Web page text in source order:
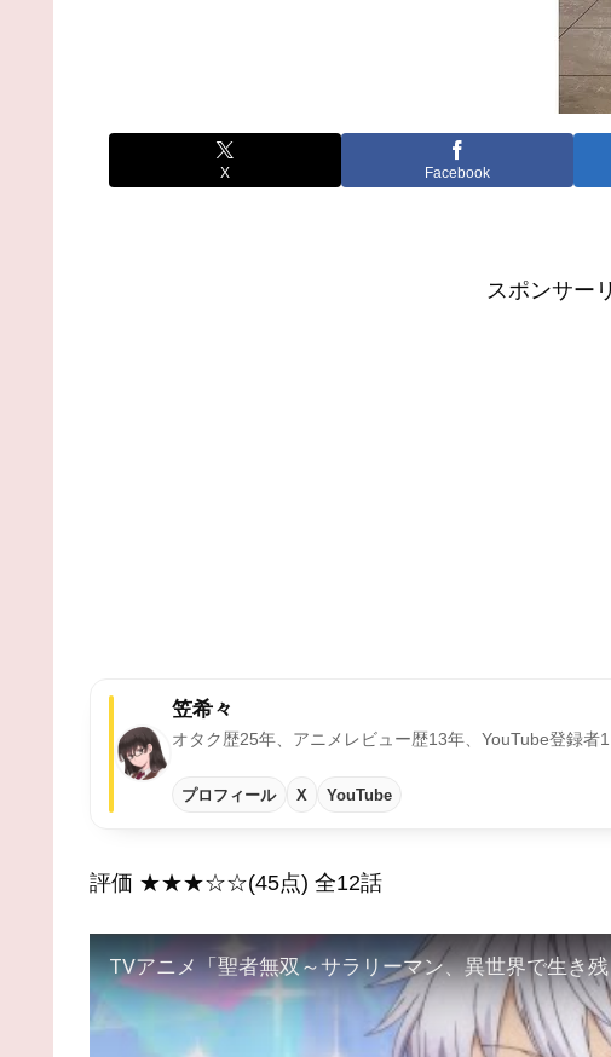
X Facebook
スポンサー
笠希々
オタク歴25年、アニメレビュー歴13年、YouTube登録者
プロフィール X YouTube
評価 ★★★☆☆(45点) 全12話
TVアニメ「聖者無双～サラリーマン、異世界で生き